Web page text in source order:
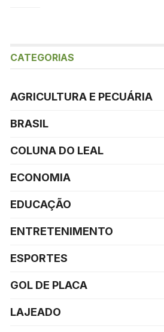
CATEGORIAS
AGRICULTURA E PECUÁRIA
BRASIL
COLUNA DO LEAL
ECONOMIA
EDUCAÇÃO
ENTRETENIMENTO
ESPORTES
GOL DE PLACA
LAJEADO